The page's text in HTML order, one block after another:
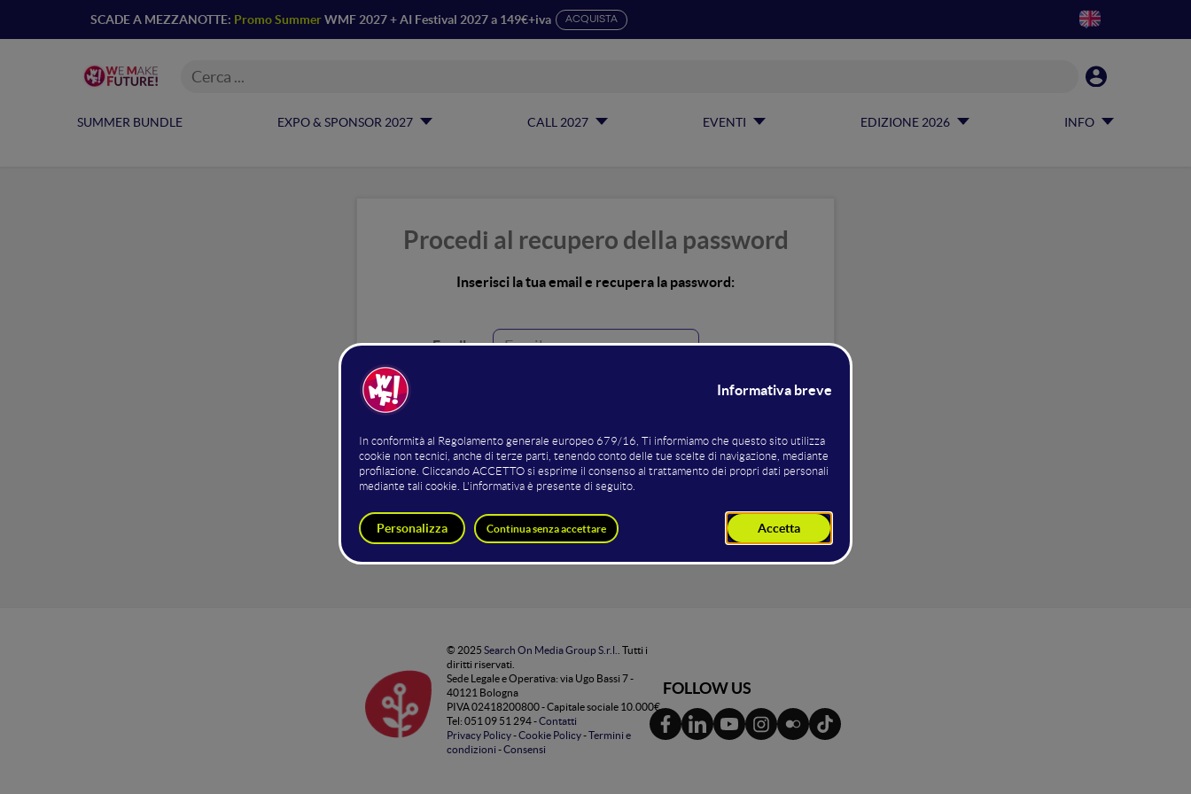
SCADE A MEZZANOTTE: Promo SummerWMF 2027 + AI Festival 2027 a 149€+iva ACQUISTA
SUMMER BUNDLE EXPO & SPONSOR 2027 CALL 2027 EVENTI EDIZIONE 2026 INFO
Procedi al recupero della password
Inserisci la tua email e recupera la password:
Email
FOLLOW US
© 2025 Search On Media Group S.r.l.
. Tutti i
diritti riservati.
Sede Legale e Operativa: via Ugo Bassi 7 -
40121 Bologna
PIVA 02418200800 - Capitale sociale 10.000€
Tel: 051 09 51 294 -Contatti
Privacy Policy-Cookie Policy-Termini e
condizioni -Consensi